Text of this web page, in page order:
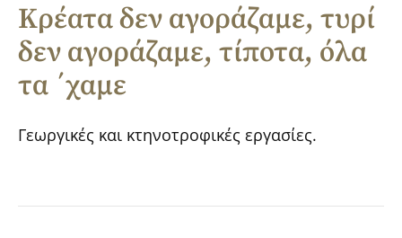
Κρέατα δεν αγοράζαμε, τυρί
δεν αγοράζαμε, τίποτα, όλα
τα ΄χαμε
Γεωργικές και κτηνοτροφικές εργασίες.